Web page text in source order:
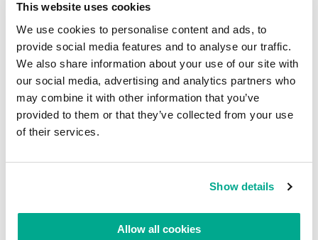
This website uses cookies
We use cookies to personalise content and ads, to
provide social media features and to analyse our traffic.
We also share information about your use of our site with
our social media, advertising and analytics partners who
may combine it with other information that you’ve
provided to them or that they’ve collected from your use
of their services.
Show details
Allow all cookies
Juste après la conversation mentionnée ci-dessus,
S’il existe un danger potentiel, le logiciel envoie un
signal au hardware pour neutraliser la menace.
Dans un premier temps, on invite poliment le